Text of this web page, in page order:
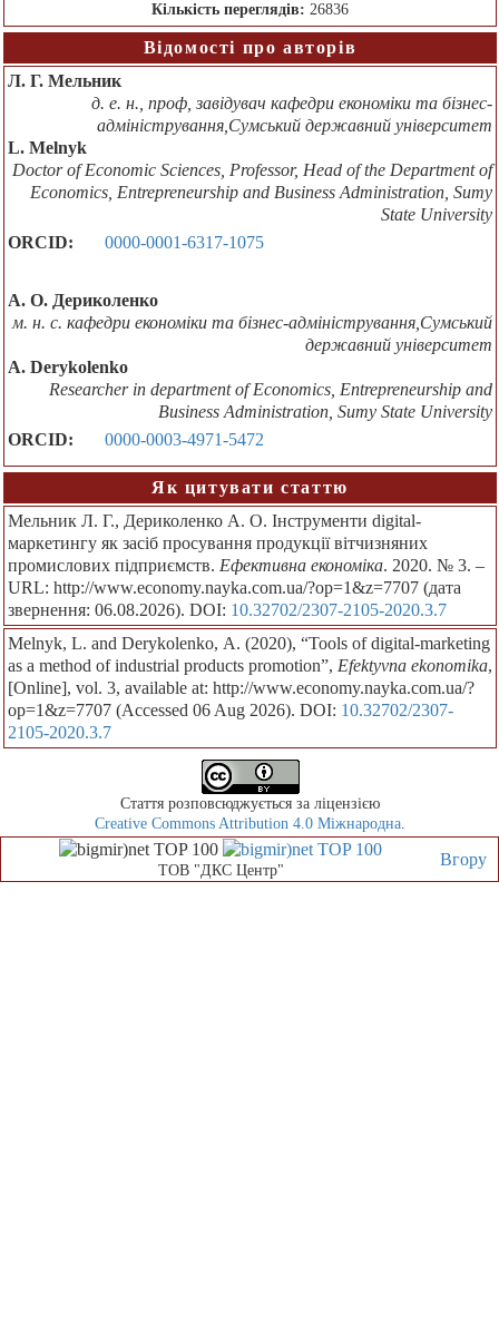
Кількість переглядів: 26836
Відомості про авторів
Л. Г. Мельник
д. е. н., проф, завідувач кафедри економіки та бізнес-
адміністрування,Сумський державний університет
L. Melnyk
Doctor of Economic Sciences, Professor, Head of the Department of
Economics, Entrepreneurship and Business Administration, Sumy
State University
ORCID:
0000-0001-6317-1075
А. О. Дериколенко
м. н. с. кафедри економіки та бізнес-адміністрування,Сумський
державний університет
А. Derykolenko
Researcher in department of Economics, Entrepreneurship and
Business Administration, Sumy State University
ORCID:
0000-0003-4971-5472
Як цитувати статтю
Мельник Л. Г., Дериколенко А. О. Інструменти digital-
маркетингу як засіб просування продукції вітчизняних
промислових підприємств. Ефективна економіка. 2020. № 3. –
URL: http://www.economy.nayka.com.ua/?op=1&z=7707 (дата
звернення: 06.08.2026). DOI: 10.32702/2307-2105-2020.3.7
Melnyk, L. and Derykolenko, А. (2020), “Tools of digital-marketing
as a method of industrial products promotion”, Efektyvna ekonomika,
[Online], vol. 3, available at: http://www.economy.nayka.com.ua/?
op=1&z=7707 (Accessed 06 Aug 2026). DOI: 10.32702/2307-
2105-2020.3.7
Стаття розповсюджується за ліцензією
Creative Commons Attribution 4.0 Міжнародна.
Вгору
ТОВ "ДКС Центр"